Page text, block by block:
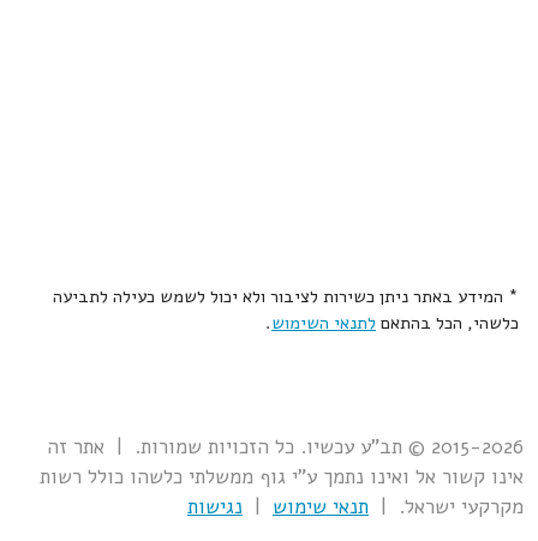
* המידע באתר ניתן כשירות לציבור ולא יכול לשמש כעילה לתביעה
כלשהי, הכל בהתאם לתנאי השימוש.
2015-2026 © תב"ע עכשיו. כל הזכויות שמורות. | אתר זה
אינו קשור אל ואינו נתמך ע"י גוף ממשלתי כלשהו כולל רשות
מקרקעי ישראל. | תנאי שימוש | נגישות